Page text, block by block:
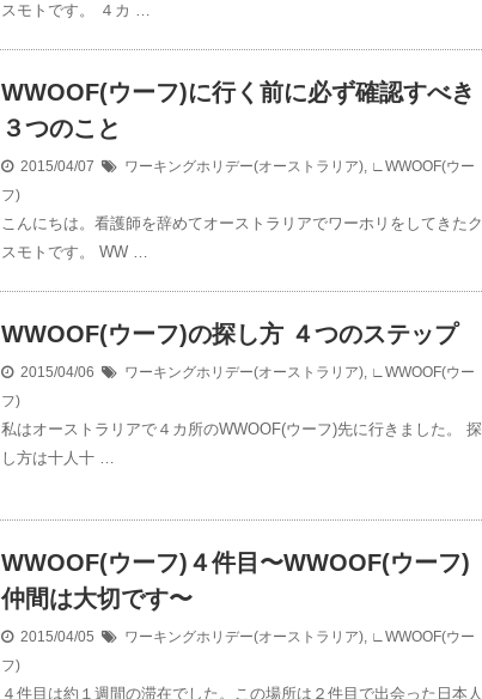
スモトです。 ４カ …
WWOOF(ウーフ)に行く前に必ず確認すべき
３つのこと
2015/04/07 ワーキングホリデー(オーストラリア), ∟WWOOF(ウー
フ)
こんにちは。看護師を辞めてオーストラリアでワーホリをしてきたク
スモトです。 WW …
WWOOF(ウーフ)の探し方 ４つのステップ
2015/04/06 ワーキングホリデー(オーストラリア), ∟WWOOF(ウー
フ)
私はオーストラリアで４カ所のWWOOF(ウーフ)先に行きました。 探
し方は十人十 …
WWOOF(ウーフ)４件目〜WWOOF(ウーフ)
仲間は大切です〜
2015/04/05 ワーキングホリデー(オーストラリア), ∟WWOOF(ウー
フ)
４件目は約１週間の滞在でした。この場所は２件目で出会った日本人